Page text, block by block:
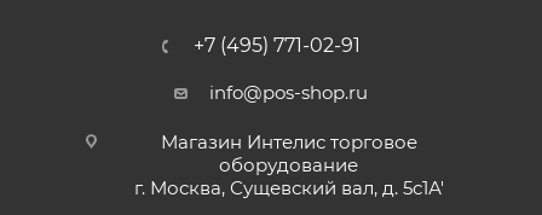
+7 (495) 771-02-91
info@pos-shop.ru
Магазин Интелис торговое
оборудование
г. Москва, Сущевский вал, д. 5с1А'